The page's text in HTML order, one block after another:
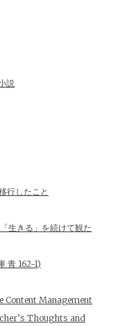
説
行したこと
生きる」を続けて観た
青 162-1)
Management
Thoughts and